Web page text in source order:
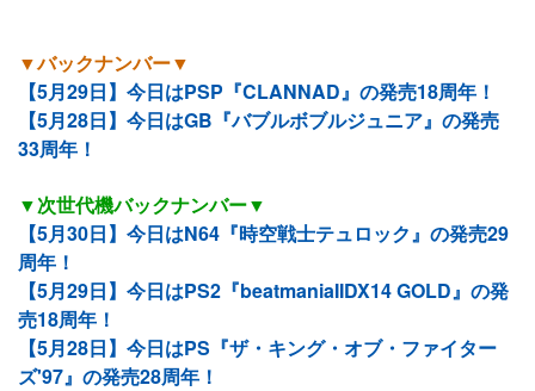
▼バックナンバー▼
【5月29日】今日はPSP『CLANNAD』の発売18周年！
【5月28日】今日はGB『バブルボブルジュニア』の発売
33周年！
▼次世代機バックナンバー▼
【5月30日】今日はN64『時空戦士テュロック』の発売29
周年！
【5月29日】今日はPS2『beatmaniaIIDX14 GOLD』の発
売18周年！
【5月28日】今日はPS『ザ・キング・オブ・ファイター
ズ'97』の発売28周年！